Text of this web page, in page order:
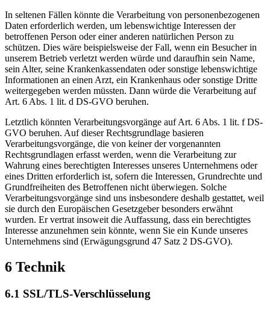
In seltenen Fällen könnte die Verarbeitung von personenbezogenen
Daten erforderlich werden, um lebenswichtige Interessen der
betroffenen Person oder einer anderen natürlichen Person zu
schützen. Dies wäre beispielsweise der Fall, wenn ein Besucher in
unserem Betrieb verletzt werden würde und daraufhin sein Name,
sein Alter, seine Krankenkassendaten oder sonstige lebenswichtige
Informationen an einen Arzt, ein Krankenhaus oder sonstige Dritte
weitergegeben werden müssten. Dann würde die Verarbeitung auf
Art. 6 Abs. 1 lit. d DS-GVO beruhen.
Letztlich könnten Verarbeitungsvorgänge auf Art. 6 Abs. 1 lit. f DS-
GVO beruhen. Auf dieser Rechtsgrundlage basieren
Verarbeitungsvorgänge, die von keiner der vorgenannten
Rechtsgrundlagen erfasst werden, wenn die Verarbeitung zur
Wahrung eines berechtigten Interesses unseres Unternehmens oder
eines Dritten erforderlich ist, sofern die Interessen, Grundrechte und
Grundfreiheiten des Betroffenen nicht überwiegen. Solche
Verarbeitungsvorgänge sind uns insbesondere deshalb gestattet, weil
sie durch den Europäischen Gesetzgeber besonders erwähnt
wurden. Er vertrat insoweit die Auffassung, dass ein berechtigtes
Interesse anzunehmen sein könnte, wenn Sie ein Kunde unseres
Unternehmens sind (Erwägungsgrund 47 Satz 2 DS-GVO).
6 Technik
6.1 SSL/TLS-Verschlüsselung